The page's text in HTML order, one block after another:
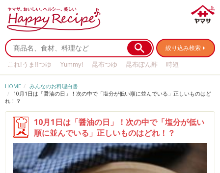
絞り込み検索
これ!うま!!つゆ Yummy! 昆布つゆ 昆布ぽん酢
時短
HOME
みんなのお料理白書
10月1日は「醤油の日」！次の中で「塩分が低い順に並んでいる」正しいものはど
れ！？
10月1日は「醤油の日」！次の中で「塩分が低い
順に並んでいる」正しいものはどれ！？